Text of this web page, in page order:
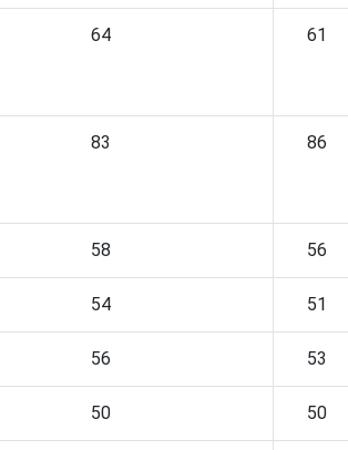
64 61
83 86
58 56
54 51
56 53
50 50